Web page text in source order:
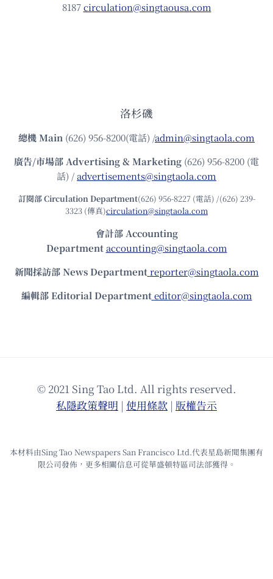
8187circulation@singtaousa.com
洛杉磯
總機Main (626) 956-8200(電話) /admin@singtaola.com
廣告/市場部Advertising & Marketing (626) 956-8200 (電
話) /advertisements@singtaola.com
訂閱部 Circulation Department(626) 956-8227 (電話) /(626) 239-
3323 (傳真)circulation@singtaola.com
會計部 Accounting
Department accounting@singtaola.com
新聞採訪部 News Department reporter@singtaola.com
編輯部 Editorial Department editor@singtaola.com
© 2021 Sing Tao Ltd. All rights reserved.
私隱政策聲明 | 使⽤條款 | 版權告⽰
本材料由Sing Tao Newspapers San Francisco Ltd.代表星島新聞集團有
限公司發佈，更多相關信息可從華盛頓特區司法部獲得。